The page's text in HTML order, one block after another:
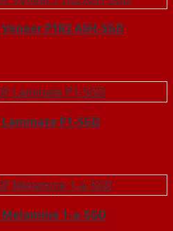
P1R2 ASH-SGD
Laminate P1-SGD
Melamine 1-a-SGD